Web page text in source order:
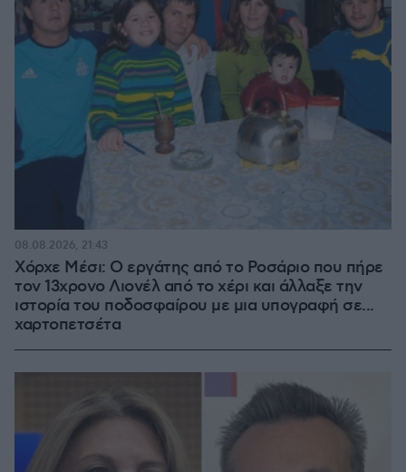
Χόρχε Μέσι: Ο εργάτης από το Ροσάριο που πήρε
τον 13χρονο Λιονέλ από το χέρι και άλλαξε την
ιστορία του ποδοσφαίρου με μια υπογραφή σε...
χαρτοπετσέτα
08.08.2026, 21:43